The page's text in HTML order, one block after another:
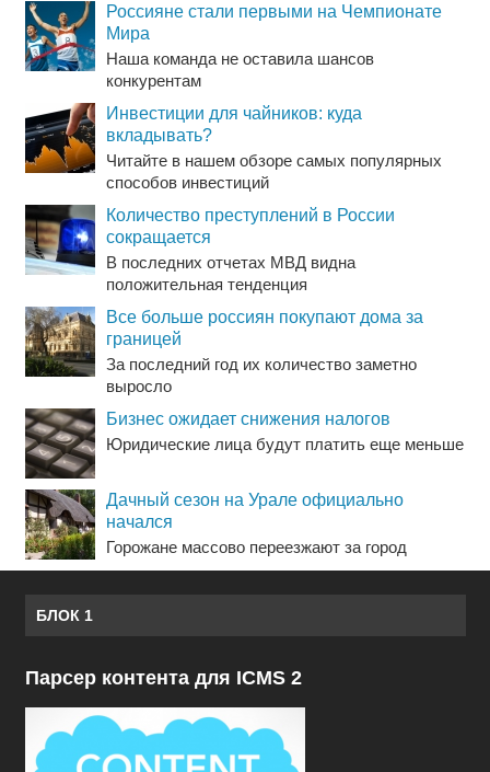
Россияне стали первыми на Чемпионате
Мира
Наша команда не оставила шансов
конкурентам
Инвестиции для чайников: куда
вкладывать?
Читайте в нашем обзоре самых популярных
способов инвестиций
Количество преступлений в России
сокращается
В последних отчетах МВД видна
положительная тенденция
Все больше россиян покупают дома за
границей
За последний год их количество заметно
выросло
Бизнес ожидает снижения налогов
Юридические лица будут платить еще меньше
Дачный сезон на Урале официально
начался
Горожане массово переезжают за город
БЛОК 1
Парсер контента для ICMS 2